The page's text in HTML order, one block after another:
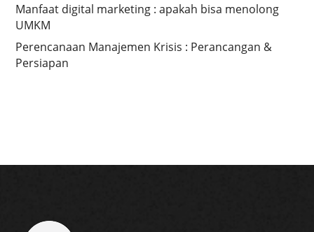
Manfaat digital marketing : apakah bisa menolong
UMKM
Perencanaan Manajemen Krisis : Perancangan &
Persiapan